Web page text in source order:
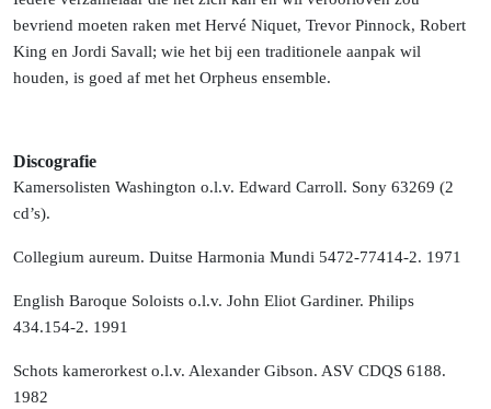
bevriend moeten raken met Hervé Niquet, Trevor Pinnock, Robert
King en Jordi Savall; wie het bij een traditionele aanpak wil
houden, is goed af met het Orpheus ensemble.
Discografie
Kamersolisten Washington o.l.v. Edward Carroll. Sony 63269 (2
cd’s).
Collegium aureum. Duitse Harmonia Mundi 5472-77414-2. 1971
English Baroque Soloists o.l.v. John Eliot Gardiner. Philips
434.154-2. 1991
Schots kamerorkest o.l.v. Alexander Gibson. ASV CDQS 6188.
1982